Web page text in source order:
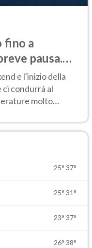
fino a
pausa.
e l'inizio della
ci condurrà al
molto
25° 37°
25° 31°
23° 37°
26° 38°